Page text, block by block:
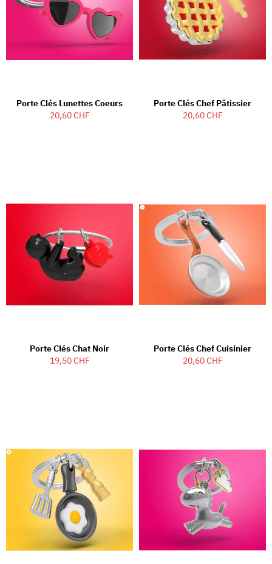
Porte Clés Lunettes Coeurs
20,60 CHF
Porte Clés Chef Pâtissier
20,60 CHF
Porte Clés Chat Noir
19,50 CHF
Porte Clés Chef Cuisinier
20,60 CHF